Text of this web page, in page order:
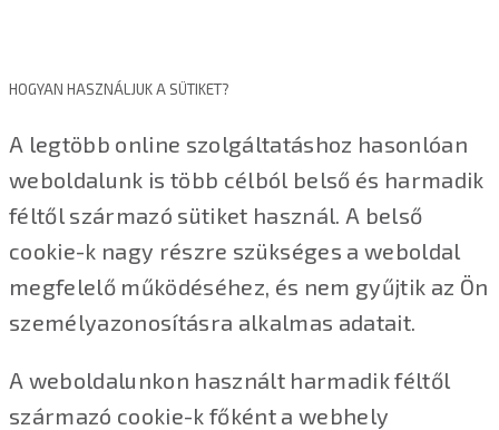
HOGYAN HASZNÁLJUK A SÜTIKET?
A legtöbb online szolgáltatáshoz hasonlóan
weboldalunk is több célból belső és harmadik
féltől származó sütiket használ. A belső
cookie-k nagy részre szükséges a weboldal
megfelelő működéséhez, és nem gyűjtik az Ön
személyazonosításra alkalmas adatait.
A weboldalunkon használt harmadik féltől
származó cookie-k főként a webhely